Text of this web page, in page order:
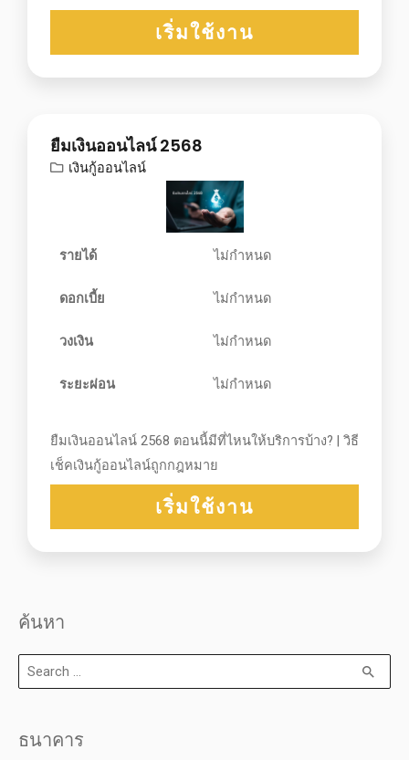
เริ่มใช้งาน
ยืมเงินออนไลน์ 2568
เงินกู้ออนไลน์
รายได้ ไม่กำหนด
ดอกเบี้ย ไม่กำหนด
วงเงิน ไม่กำหนด
ระยะผ่อน ไม่กำหนด
ยืมเงินออนไลน์ 2568 ตอนนี้มีที่ไหนให้บริการบ้าง? | วิธี
เช็คเงินกู้ออนไลน์ถูกกฎหมาย
เริ่มใช้งาน
ค้นหา
ธนาคาร